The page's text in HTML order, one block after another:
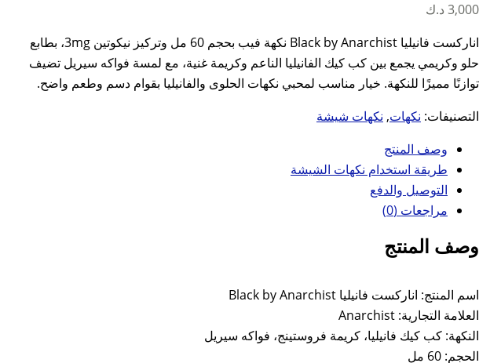
3,000 د.ك
اناركست فانيليا Black by Anarchist نكهة فيب بحجم 60 مل وتركيز نيكوتين 3mg، بطابع
حلو وكريمي يجمع بين كب كيك الفانيليا الناعم وكريمة غنية، مع لمسة فواكه سيريل تضيف
توازنًا مميزًا للنكهة. خيار مناسب لمحبي نكهات الحلوى والفانيليا بقوام دسم وطعم واضح.
التصنيفات: نكهات, نكهات شيشة
وصف المنتج
طريقة استخدام نكهات الشيشة
التوصيل والدفع
مراجعات (0)
وصف المنتج
اسم المنتج: اناركست فانيليا Black by Anarchist
العلامة التجارية: Anarchist
النكهة: كب كيك فانيليا، كريمة فروستينج، فواكه سيريل
الحجم: 60 مل